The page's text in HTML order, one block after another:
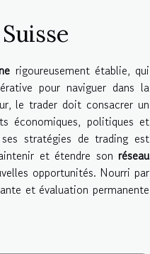
rigoureusement établie, qui
pour naviguer dans la
le trader doit consacrer un
économiques, politiques et
stratégies de trading est
et étendre son réseau
opportunités. Nourri par
et évaluation permanente